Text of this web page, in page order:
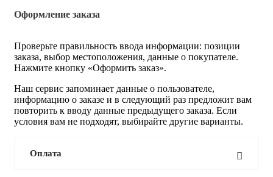
Оформление заказа
Проверьте правильность ввода информации: позиции
заказа, выбор местоположения, данные о покупателе.
Нажмите кнопку «Оформить заказ».
Наш сервис запоминает данные о пользователе,
информацию о заказе и в следующий раз предложит вам
повторить к вводу данные предыдущего заказа. Если
условия вам не подходят, выбирайте другие варианты.
Оплата